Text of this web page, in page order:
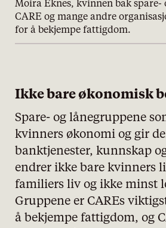
Moira Eknes, kvinnen bak spare-
CARE og mange andre
for å bekjempe fattigdom.
Ikke bare økonomisk
Spare- og lånegruppene
kvinners økonomi og gir
banktjenester, kunnskap
endrer ikke bare kvinners
familiers liv og ikke minst
Gruppene er CAREs
å bekjempe fattigdom, og